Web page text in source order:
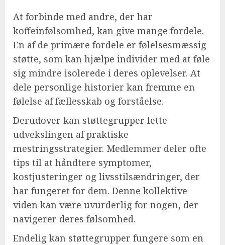
At forbinde med andre, der har
koffeinfølsomhed, kan give mange fordele.
En af de primære fordele er følelsesmæssig
støtte, som kan hjælpe individer med at føle
sig mindre isolerede i deres oplevelser. At
dele personlige historier kan fremme en
følelse af fællesskab og forståelse.
Derudover kan støttegrupper lette
udvekslingen af praktiske
mestringsstrategier. Medlemmer deler ofte
tips til at håndtere symptomer,
kostjusteringer og livsstilsændringer, der
har fungeret for dem. Denne kollektive
viden kan være uvurderlig for nogen, der
navigerer deres følsomhed.
Endelig kan støttegrupper fungere som en